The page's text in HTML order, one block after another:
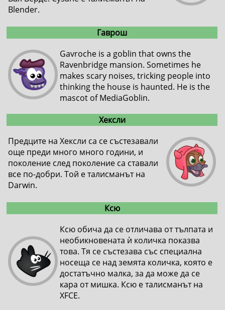
Blender.
Гаврош
Gavroche is a goblin that owns the
Ravenbridge mansion. Sometimes he
makes scary noises, tricking people into
thinking the house is haunted. He is the
mascot of MediaGoblin.
Хексли
Предците на Хексли са се състезавали
още преди много много години, и
поколение след поколение са ставали
все по-добри. Той е талисманът на
Darwin.
Ксю
Ксю обича да се отличава от тълпата и
необикновената ѝ количка показва
това. Тя се състезава със специална
носеща се над земята количка, която е
достатъчно малка, за да може да се
кара от мишка. Ксю е талисманът на
XFCE.